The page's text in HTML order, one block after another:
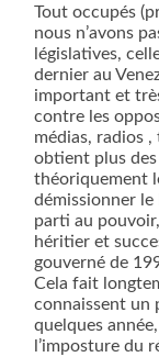
Tout occupés
nous n’avons
législatives,
dernier au
important et
contre les
médias, radios
obtient plus
théoriquement
démissionner le
parti au
héritier et
gouverné de
Cela fait
connaissent un
quelques
l’imposture du